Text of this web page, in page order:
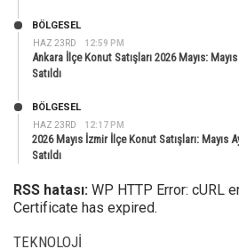
HAZ 23RD 12:59 PM
BÖLGESEL
Ankara İlçe Konut Satışları 2026 Mayıs:
Satıldı
HAZ 23RD 12:17 PM
BÖLGESEL
2026 Mayıs İzmir İlçe Konut Satışları: Mayıs
Satıldı
RSS hatası: WP HTTP Error: cURL
Certificate has expired.
TEKNOLOJI